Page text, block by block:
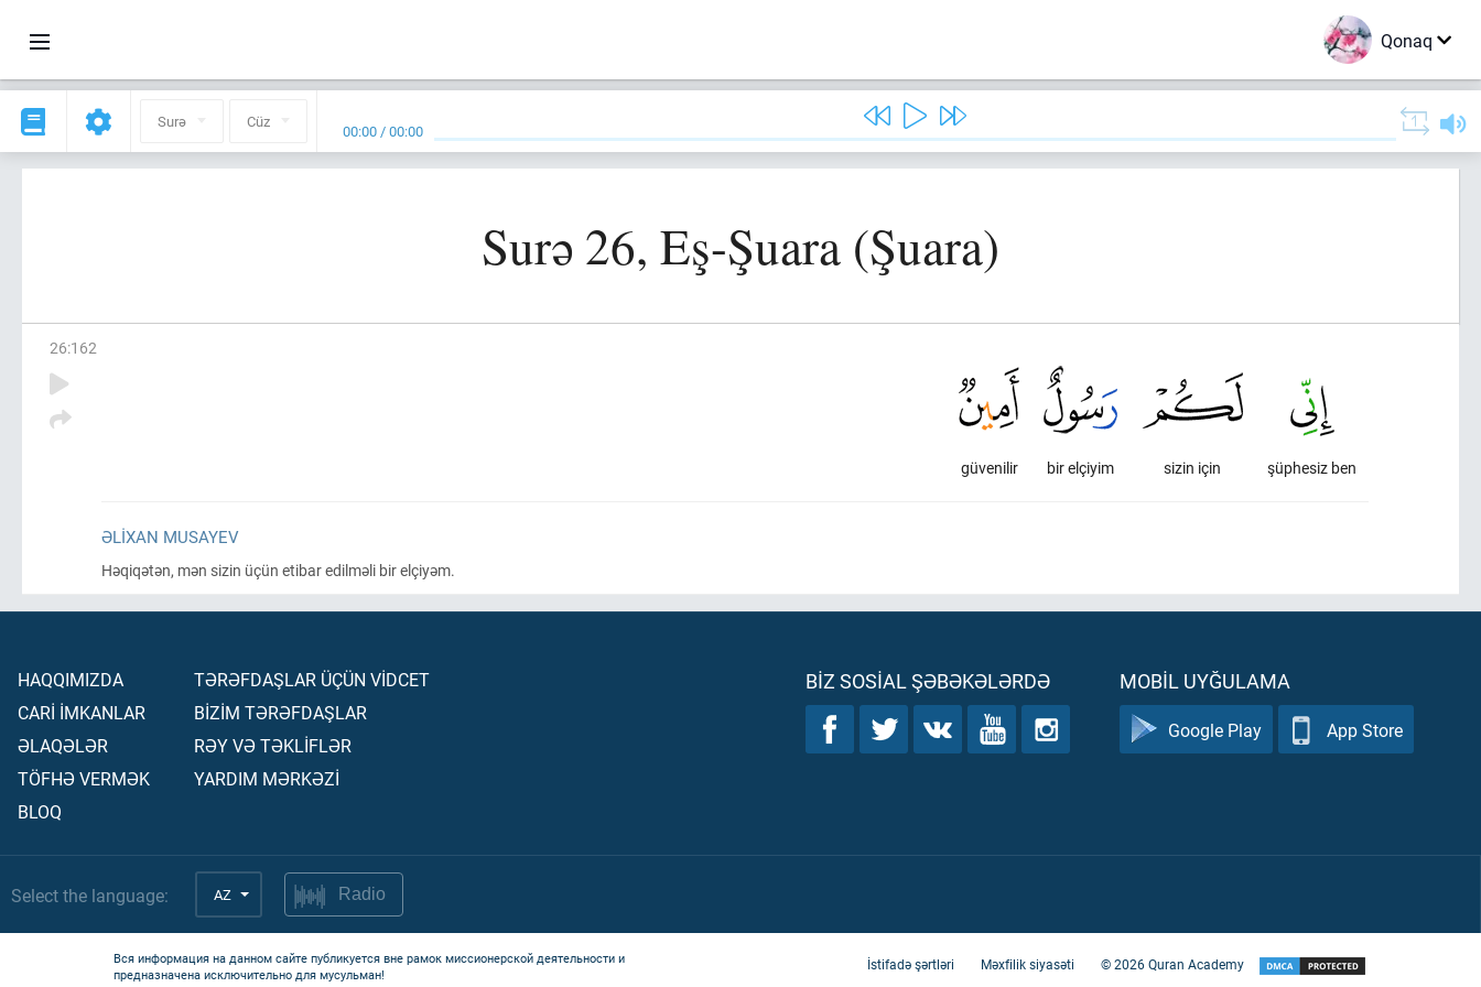
Qonaq
Surə Cüz 00:00 /00:00
Surə 26, Eş-Şuara (Şuara)
26:162
şüphesiz ben
sizin için
bir elçiyim
güvenilir
ƏLIXAN MUSAYEV
Həqiqətən, mən sizin üçün etibar edilməli bir elçiyəm.
HAQQIMIZDA
CARİ İMKANLAR
ƏLAQƏLƏR
TÖFHƏ VERMƏK
BLOQ
TƏRƏFDAŞLAR ÜÇÜN VİDCET
BİZİM TƏRƏFDAŞLAR
RƏY VƏ TƏKLİFLƏR
YARDIM MƏRKƏZİ
BIZ SOSIAL ŞƏBƏKƏLƏRDƏ MOBIL UYĞULAMA
Google Play App Store
Select the language: AZ Radio
Вся информация на данном сайте публикуется вне рамок миссионерской деятельности и
предназначена исключительно для мусульман!
İstifadə şərtləri Məxfilik siyasəti ©2026Quran Academy